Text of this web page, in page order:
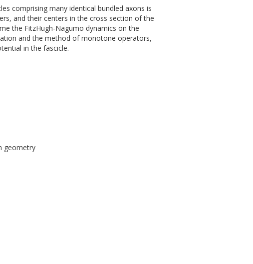
comprising many identical bundled axons is
and their centers in the cross section of the
the FitzHugh-Nagumo dynamics on the
and the method of monotone operators,
in the fascicle.
geometry